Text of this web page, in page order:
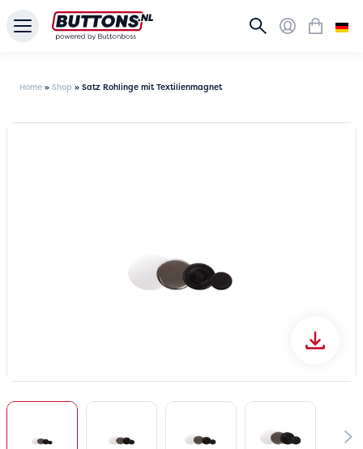
Home » Shop » Satz Rohlinge mit Textilienmagnet